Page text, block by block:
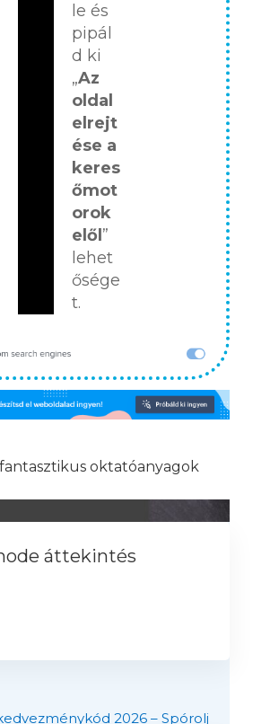
le és
pipál
d ki
„Az
oldal
elrejt
ése a
keres
őmot
orok
elől ”
lehet
ősége
t.
oktatóanyagok
áttekintés